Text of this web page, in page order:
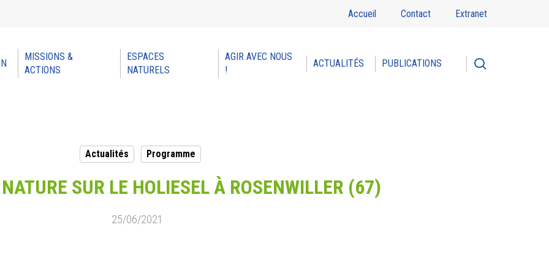
Accueil Contact Extranet
MISSIONS &
ACTIONS
ESPACES
NATURELS
AGIR AVEC NOUS
!
ACTUALITÉS PUBLICATIONS
Actualités Programme
SUR LE HOLIESEL À ROSENWILLER (67)
25/06/2021